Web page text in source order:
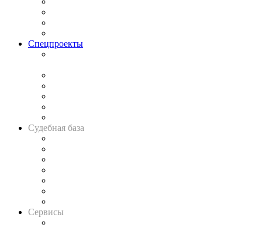
Спецпроекты
Судебная база
Сервисы